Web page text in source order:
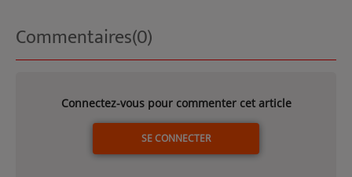
Commentaires(0)
Connectez-vous pour commenter cet article
SE CONNECTER